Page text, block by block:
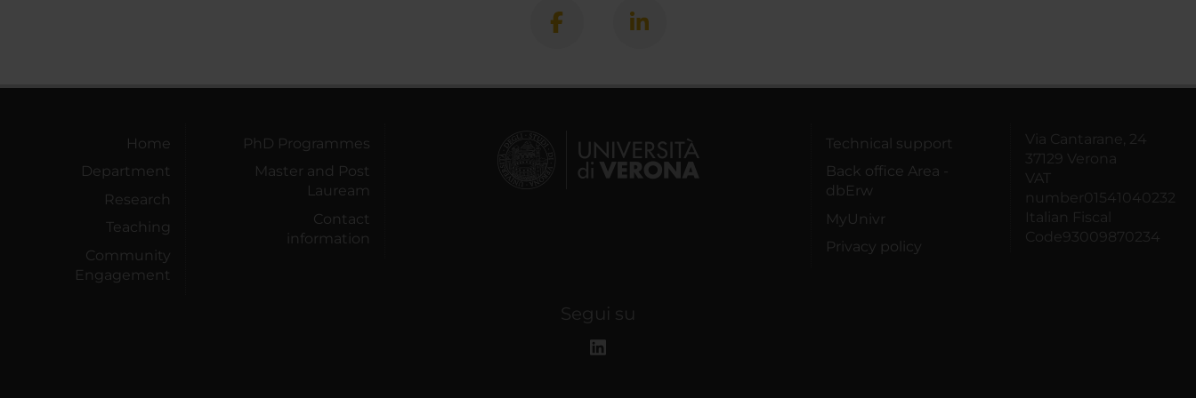
Home
Department
Research
Teaching
Community
Engagement
PhD Programmes
Master and Post
Lauream
Contact
information
Technical support
Back office Area -
dbErw
MyUnivr
Privacy policy
Via Cantarane, 24
37129 Verona
VAT
number01541040232
Italian Fiscal
Code93009870234
Segui su